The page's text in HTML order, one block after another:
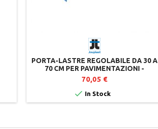
PORTA-LASTRE REGOLABILE DA 30 A
70 CM PER PAVIMENTAZIONI -
JOUPLAST
70,05 €
 In Stock